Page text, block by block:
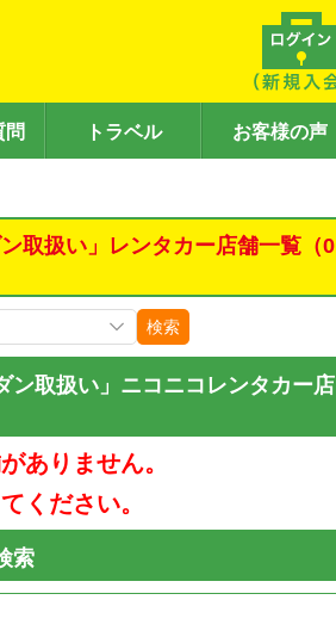
問 トラベル お客様の声
取扱い」レンタカー店舗一覧（0
検索
ン取扱い」ニコニコレンタカー店
ありません。
ください。
索